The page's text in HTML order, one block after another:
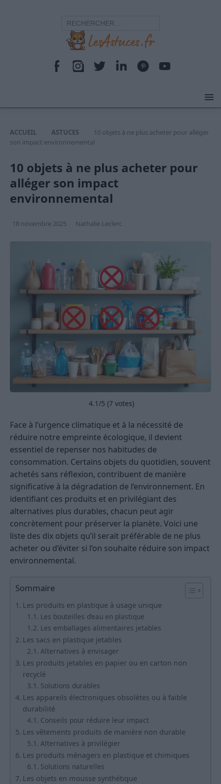
ACCUEIL ASTUCES
10 objets à ne plus acheter pour alléger
son impact environnemental
10 objets à ne plus acheter pour
alléger son impact
environnemental
18 novembre 2025 Nathalie Leclerc
4.1/5 (7 votes)
Face à l’urgence climatique et à la nécessité de
réduire notre empreinte écologique, il devient
essentiel de repenser nos habitudes de
consommation. Certains objets du quotidien, souvent
achetés sans réflexion, contribuent de manière
significative à la dégradation de l’environnement. En
identifiant ces produits et en privilégiant des
alternatives plus durables, chacun peut agir
concrètement pour préserver la planète. Voici une
liste des dix objets qu’il serait préférable de ne plus
acheter ou d’éviter si l’on souhaite réduire son impact
environnemental.
Sommaire
Les produits en plastique à usage unique
Les bouteilles d’eau en plastique
Les emballages alimentaires jetables
Les sacs en plastique jetables
Alternatives à envisager
Les produits jetables en papier ou en carton non
recyclé
Solutions durables
Les appareils électroniques obsolètes ou à faible
durabilité
Conseils pour réduire leur impact
Les vêtements produits de manière non durable
Alternatives à privilégier
Les produits ménagers en plastique et chimiques
Solutions naturelles
Les objets en mousse synthétique